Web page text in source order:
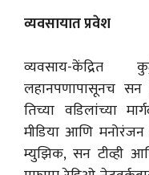
व्यवसायात प्रवेश
व्यवसाय-
लहानपणापासूनच सन
तिच्या वडिलांच्या
मीडिया आणि
म्युझिक, सन टीव्ही